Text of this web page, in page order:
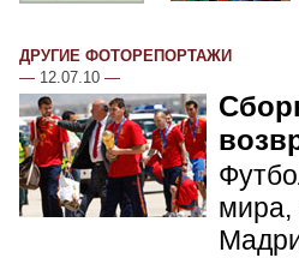
ДРУГИЕ ФОТОРЕПОРТАЖИ
— 12.07.10 —
мира,